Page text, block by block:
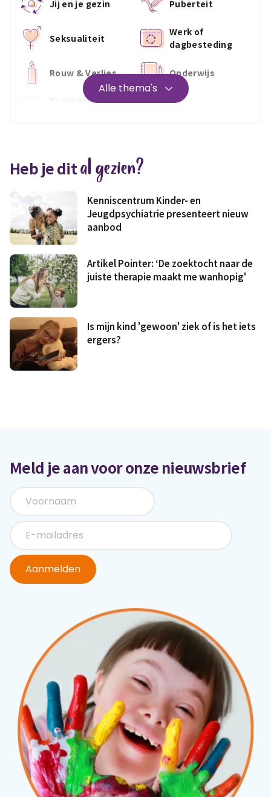
Jij en je gezin Puberteit
Seksualiteit
Werk of
dagbesteding
Rouw & Verlies Onderwijs
Zorgen voor
Wonen
Geld & wetten
Alle thema's
Heb je dital gezien?
Kenniscentrum Kinder- en
Jeugdpsychiatrie presenteert nieuw
aanbod
Artikel Pointer: ‘De zoektocht naar de
juiste therapie maakt me wanhopig'
Is mijn kind 'gewoon' ziek of is het iets
ergers?
Meld je aan voor onze nieuwsbrief
Aanmelden